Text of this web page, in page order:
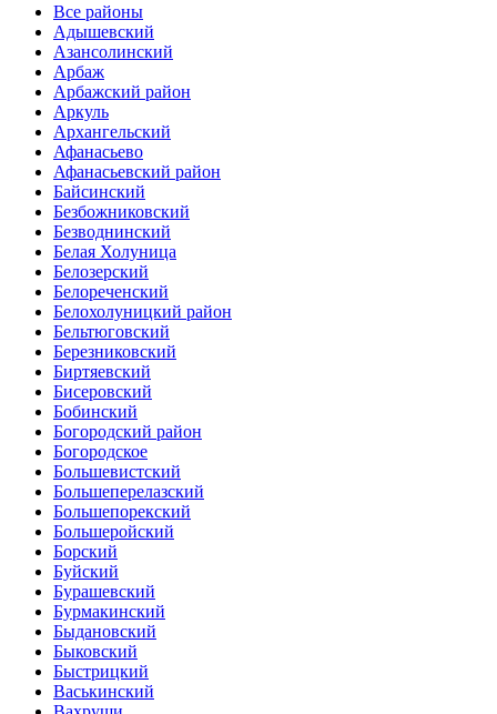
Все районы
Адышевский
Азансолинский
Арбаж
Арбажский район
Аркуль
Архангельский
Афанасьево
Афанасьевский район
Байсинский
Безбожниковский
Безводнинский
Белая Холуница
Белозерский
Белореченский
Белохолуницкий район
Бельтюговский
Березниковский
Биртяевский
Бисеровский
Бобинский
Богородский район
Богородское
Большевистский
Большеперелазский
Большепорекский
Большеройский
Борский
Буйский
Бурашевский
Бурмакинский
Быдановский
Быковский
Быстрицкий
Васькинский